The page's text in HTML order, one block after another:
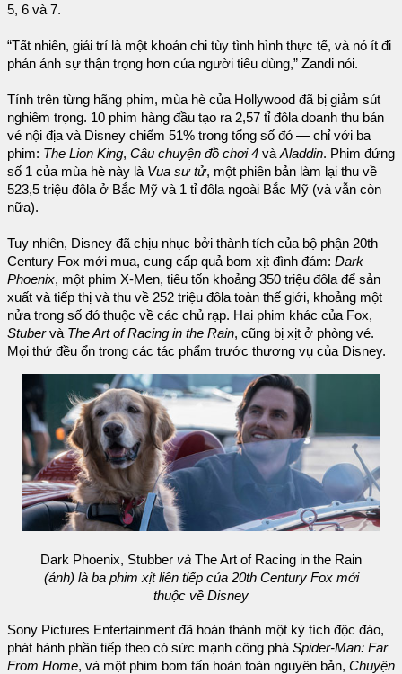
5, 6 và 7.
“Tất nhiên, giải trí là một khoản chi tùy tình hình thực tế, và nó ít đi
phản ánh sự thận trọng hơn của người tiêu dùng,” Zandi nói.
Tính trên từng hãng phim, mùa hè của Hollywood đã bị giảm sút
nghiêm trọng. 10 phim hàng đầu tạo ra 2,57 tỉ đôla doanh thu bán
vé nội địa và Disney chiếm 51% trong tổng số đó — chỉ với ba
phim: The Lion King, Câu chuyện đồ chơi 4 và Aladdin. Phim đứng
số 1 của mùa hè này là Vua sư tử, một phiên bản làm lại thu về
523,5 triệu đôla ở Bắc Mỹ và 1 tỉ đôla ngoài Bắc Mỹ (và vẫn còn
nữa).
Tuy nhiên, Disney đã chịu nhục bởi thành tích của bộ phận 20th
Century Fox mới mua, cung cấp quả bom xịt đình đám: Dark
Phoenix, một phim X-Men, tiêu tốn khoảng 350 triệu đôla để sản
xuất và tiếp thị và thu về 252 triệu đôla toàn thế giới, khoảng một
nửa trong số đó thuộc về các chủ rạp. Hai phim khác của Fox,
Stubervà The Art of Racing in the Rain, cũng bị xịt ở phòng vé.
Mọi thứ đều ổn trong các tác phẩm trước thương vụ của Disney.
Dark Phoenix, Stubber và The Art of Racing in the Rain
(ảnh) là ba phim xịt liên tiếp của 20th Century Fox mới
thuộc về Disney
Sony Pictures Entertainment đã hoàn thành một kỳ tích độc đáo,
phát hành phần tiếp theo có sức mạnh công phá Spider-Man: Far
From Home, và một phim bom tấn hoàn toàn nguyên bản, Chuyện